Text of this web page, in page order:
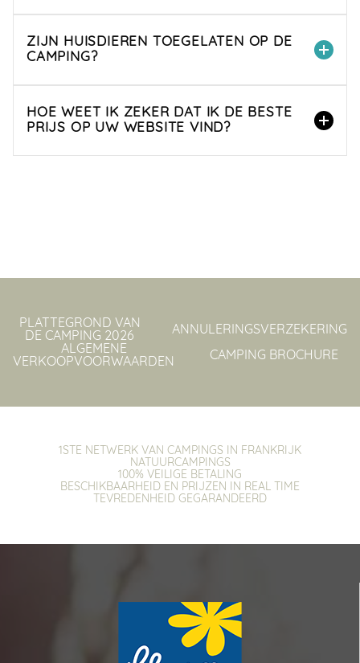
ZIJN HUISDIEREN TOEGELATEN OP DE
CAMPING?
HOE WEET IK ZEKER DAT IK DE BESTE
PRIJS OP UW WEBSITE VIND?
PLATTEGROND VAN
DE CAMPING 2026
ANNULERINGSVERZEKERING
ALGEMENE
VERKOOPVOORWAARDEN
CAMPING BROCHURE
1STE NETWERK VAN CAMPINGS IN FRANKRIJK
NATUURCAMPINGS
100% VEILIGE BETALING
BESCHIKBAARHEID EN PRIJZEN IN REAL TIME
TEVREDENHEID GEGARANDEERD